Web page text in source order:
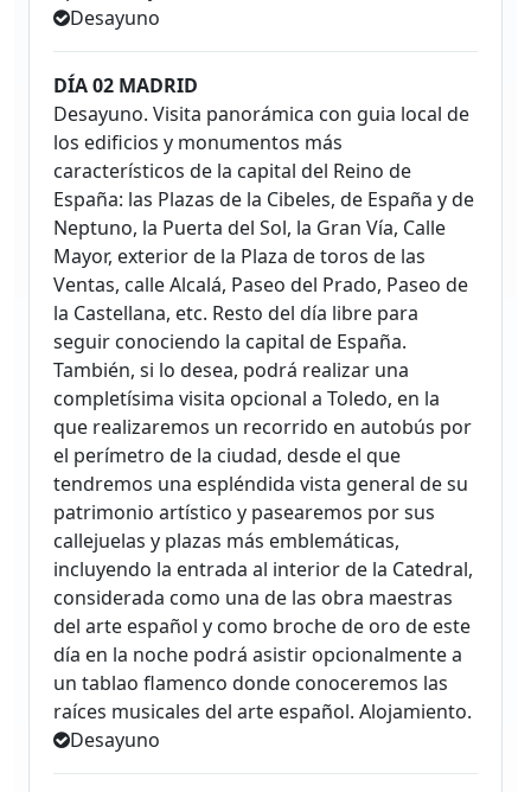
Desayuno
DÍA 02 MADRID
Desayuno. Visita panorámica con guia local de
los edificios y monumentos más
característicos de la capital del Reino de
España: las Plazas de la Cibeles, de España y de
Neptuno, la Puerta del Sol, la Gran Vía, Calle
Mayor, exterior de la Plaza de toros de las
Ventas, calle Alcalá, Paseo del Prado, Paseo de
la Castellana, etc. Resto del día libre para
seguir conociendo la capital de España.
También, si lo desea, podrá realizar una
completísima visita opcional a Toledo, en la
que realizaremos un recorrido en autobús por
el perímetro de la ciudad, desde el que
tendremos una espléndida vista general de su
patrimonio artístico y pasearemos por sus
callejuelas y plazas más emblemáticas,
incluyendo la entrada al interior de la Catedral,
considerada como una de las obra maestras
del arte español y como broche de oro de este
día en la noche podrá asistir opcionalmente a
un tablao flamenco donde conoceremos las
raíces musicales del arte español. Alojamiento.
Desayuno